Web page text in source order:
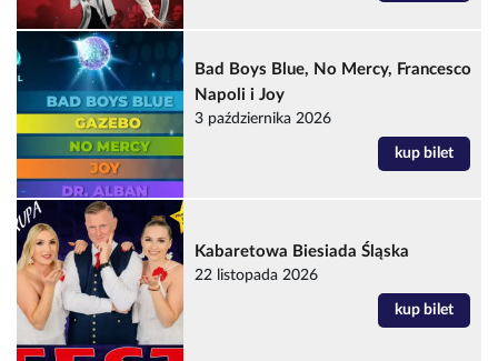
Bad Boys Blue, No Mercy, Francesco
Napoli i Joy
3 października 2026
kup bilet
Kabaretowa Biesiada Śląska
22 listopada 2026
kup bilet